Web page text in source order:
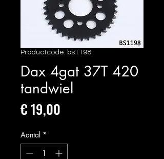
Productcode: bs1198
Dax 4gat 37T 420
tandwiel
€ 19,00
Aantal *